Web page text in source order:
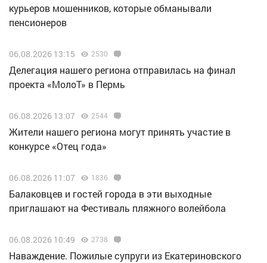
курьеров мошенников, которые обманывали
пенсионеров
06.08.2026 13:15 2530
Делегация нашего региона отправилась на финал
проекта «МолоТ» в Пермь
06.08.2026 13:07 2544
Жители нашего региона могут принять участие в
конкурсе «Отец года»
06.08.2026 11:07 1836
Балаковцев и гостей города в эти выходные
приглашают на Фестиваль пляжного волейбола
06.08.2026 10:49 2738
Наваждение. Пожилые супруги из Екатериновского